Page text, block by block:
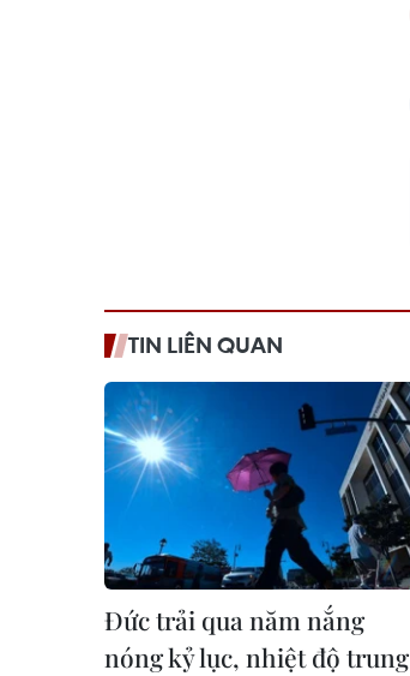
TIN LIÊN QUAN
Đức trải qua năm nắng
nóng kỷ lục, nhiệt độ trung